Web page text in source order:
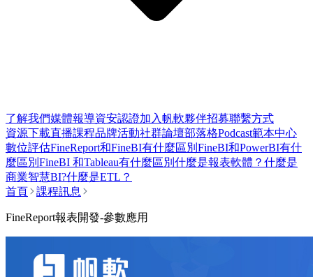
了解我們媒體報導資安認證加入帆軟夥伴招募聯繫方式
資源下載直播課程品牌活動社群論壇部落格Podcast範本中心
數位評估FineReport和FineBI有什麼區別 FineBI和PowerBI有什
麼區別 FineBI 和Tableau有什麼區別 什麼是報表軟體？ 什麼是
商業智慧BI?什麼是ETL？
首頁
課程訊息
FineReport報表開發-參數應用